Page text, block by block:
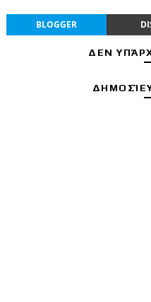
BLOGGER
ΔΕΝ